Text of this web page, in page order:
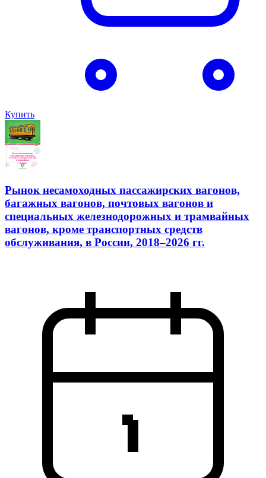
Купить
Рынок несамоходных пассажирских вагонов,
багажных вагонов, почтовых вагонов и
специальных железнодорожных и трамвайных
вагонов, кроме транспортных средств
обслуживания, в России, 2018–2026 гг.